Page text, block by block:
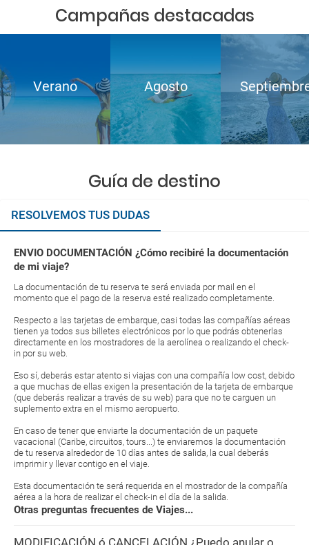
Campañas destacadas
Verano Agosto
Guía de destino
RESOLVEMOS TUS DUDAS
ENVIO DOCUMENTACIÓN ¿Cómo recibiré la documentación
de mi viaje?
La documentación de tu reserva te será enviada por mail en el
momento que el pago de la reserva esté realizado completamente.
Respecto a las tarjetas de embarque, casi todas las compañías aéreas
tienen ya todos sus billetes electrónicos por lo que podrás obtenerlas
directamente en los mostradores de la aerolínea o realizando el check-
in por su web.
Eso sí, deberás estar atento si viajas con una compañía low cost, debido
a que muchas de ellas exigen la presentación de la tarjeta de embarque
(que deberás realizar a través de su web) para que no te carguen un
suplemento extra en el mismo aeropuerto.
En caso de tener que enviarte la documentación de un paquete
vacacional (Caribe, circuitos, tours...) te enviaremos la documentación
de tu reserva alrededor de 10 días antes de salida, la cual deberás
imprimir y llevar contigo en el viaje.
Esta documentación te será requerida en el mostrador de la compañía
aérea a la hora de realizar el check-in el día de la salida.
Otras preguntas frecuentes de Viajes...
MODIFICACIÓN ó CANCELACIÓN ¿Puedo anular o